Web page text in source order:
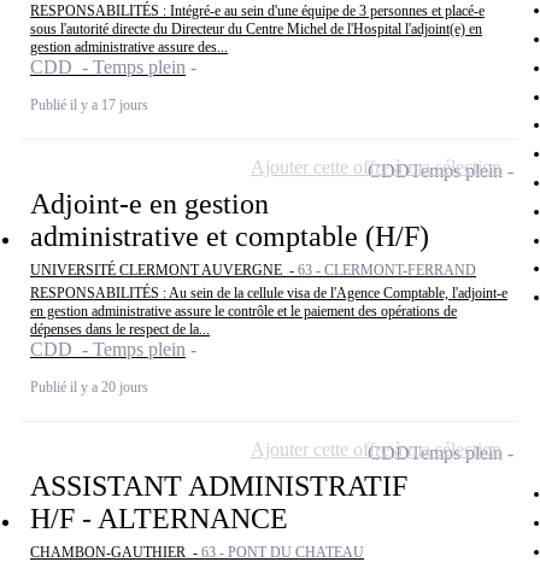
RESPONSABILITÉS : Intégré-e au sein d'une équipe de 3 personnes et placé-e
sous l'autorité directe du Directeur du Centre Michel de l'Hospital l'adjoint(e) en
gestion administrative assure des...
CDD - Temps plein
Publié il y a 17 jours
Adjoint-e en gestion
administrative et comptable (H/F)
UNIVERSITÉ CLERMONT AUVERGNE - 63 - CLERMONT-FERRAND
RESPONSABILITÉS : Au sein de la cellule visa de l'Agence Comptable, l'adjoint-e
en gestion administrative assure le contrôle et le paiement des opérations de
dépenses dans le respect de la...
CDD - Temps plein
Publié il y a 20 jours
CDDTemps plein
Ajouter cette offre à ma sélection
ASSISTANT ADMINISTRATIF
H/F - ALTERNANCE
CHAMBON-GAUTHIER - 63 - PONT DU CHATEAU
CDDTemps plein
Ajouter cette offre à ma sélection